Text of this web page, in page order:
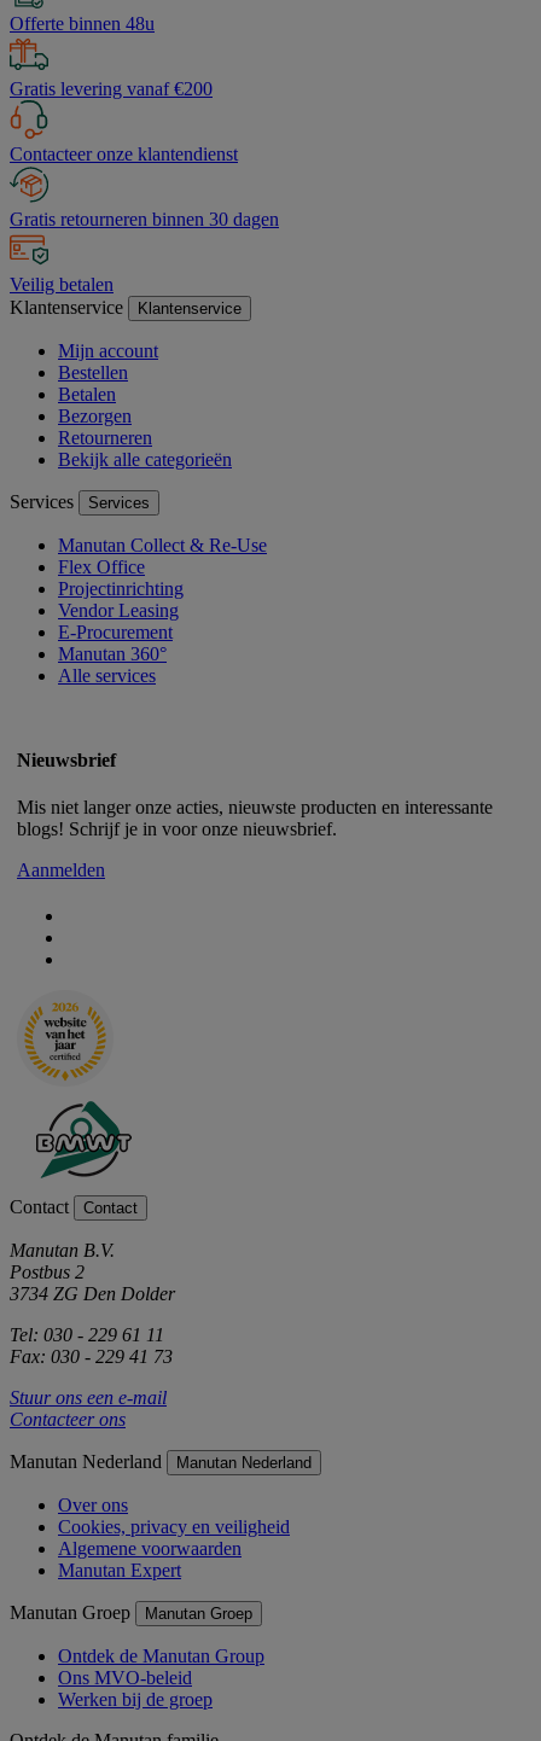
Offerte binnen 48u
Gratis levering vanaf €200
Contacteer onze klantendienst
Gratis retourneren binnen 30 dagen
Veilig betalen
Klantenservice
Klantenservice
Mijn account
Bestellen
Betalen
Bezorgen
Retourneren
Bekijk alle categorieën
Services Services
Manutan Collect & Re-Use
Flex Office
Projectinrichting
Vendor Leasing
E-Procurement
Manutan 360°
Alle services
Nieuwsbrief
Mis niet langer onze acties, nieuwste producten en interessante
blogs! Schrijf je in voor onze nieuwsbrief.
Aanmelden
Contact Contact
Manutan B.V.
Postbus 2
3734 ZG Den Dolder
Tel: 030 - 229 61 11
Fax: 030 - 229 41 73
Stuur ons een e-mail
Contacteer ons
Manutan Nederland Manutan Nederland
Over ons
Cookies, privacy en veiligheid
Algemene voorwaarden
Manutan Expert
Manutan Groep Manutan Groep
Ontdek de Manutan Group
Ons MVO-beleid
Werken bij de groep